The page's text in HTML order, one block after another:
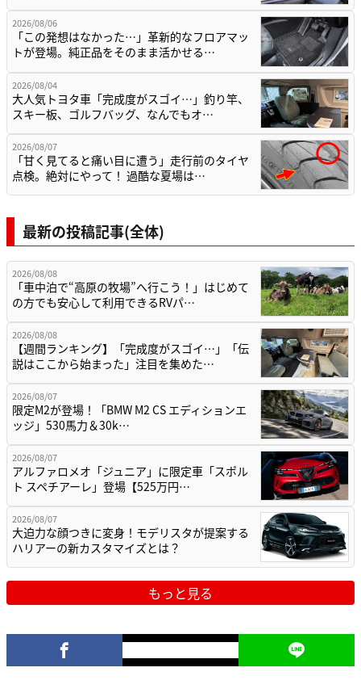
2026/08/06
「この発想はなかった…」革新的なフロアマッ
トが登場。純正品をそのまま活かせる…
2026/08/04
大人気トヨタ車「完成度がスゴイ…」釣り竿、
スキー板、ゴルフバッグ、なんでもオ…
2026/08/07
「甘く見てると痛い目に遭う」走行前のタイヤ
点検。絶対にやって！ 過酷な夏場は…
最新の投稿記事(全体)
2026/08/08
「車中泊で“高原の牧場”へ行こう！」はじめて
の方でも安心して利用できるRVパ…
2026/08/08
【週間ランキング】「完成度がスゴイ…」「伝
説はここから始まった」注目を集めた…
2026/08/07
限定M2が登場！「BMW M2 CS エディションエ
ッジ」530馬力＆30k…
2026/08/07
アルファロメオ「ジュニア」に限定車「スポル
ト スペチアーレ」登場【525万円…
2026/08/07
大迫力な顔つきに変身！モデリスタが提案する
ハリアーの新カスタマイズとは？
もっと見る